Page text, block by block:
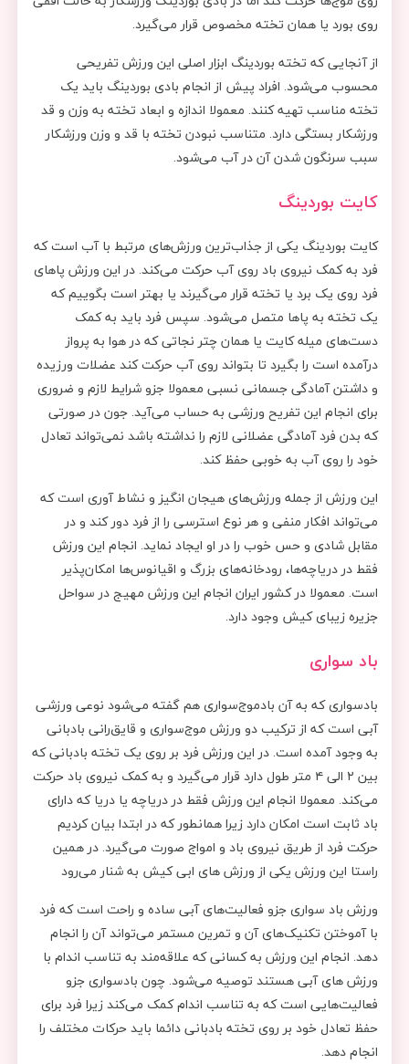
روی بورد یا همان تخته مخصوص قرار می‌گیرد.
از آنجایی که تخته بوردینگ ابزار اصلی این ورزش تفریحی
محسوب می‌شود. افراد پیش از انجام بادی بوردینگ باید یک
تخته مناسب تهیه کنند. معمولا اندازه و ابعاد تخته به وزن و قد
ورزشکار بستگی دارد. متناسب نبودن تخته با قد و وزن ورزشکار
سبب سرنگون شدن آن در آب می‌شود.
کایت بوردینگ
کایت بوردینگ یکی از جذاب‌ترین ورزش‌های مرتبط با آب است که
فرد به کمک نیروی باد روی آب حرکت می‌کند. در این ورزش پاهای
فرد روی یک برد یا تخته قرار می‌گیرند یا بهتر است بگوییم که
یک تخته به پاها متصل می‌شود. سپس فرد باید به کمک
دست‌های میله کایت یا همان چتر نجاتی که در هوا به پرواز
درآمده است را بگیرد تا بتواند روی آب حرکت کند عضلات ورزیده
و داشتن آمادگی جسمانی نسبی معمولا جزو شرایط لازم و ضروری
برای انجام این تفریح ورزشی به حساب می‌آید. جون در صورتی
که بدن فرد آمادگی عضلانی لازم را نداشته باشد نمی‌تواند تعادل
خود را روی آب به خوبی حفظ کند.
این ورزش از جمله ورزش‌های هیجان انگیز و نشاط آوری است که
می‌تواند افکار منفی و هر نوع استرسی را از فرد دور کند و در
مقابل شادی و حس خوب را در او ایجاد نماید. انجام این ورزش
فقط در دریاچه‌ها، رودخانه‌های بزرگ و اقیانوس‌ها امکان‌پذیر
است. معمولا در کشور ایران انجام این ورزش مهیج در سواحل
جزیره زیبای کیش وجود دارد.
باد سواری
بادسواری که به آن بادموج‌سواری هم گفته می‌شود نوعی ورزشی
آبی است که از ترکیب دو ورزش موج‌سواری و قایق‌رانی بادبانی
به وجود آمده است. در این ورزش فرد بر روی یک تخته بادبانی که
بین ۲ الی ۴ متر طول دارد قرار می‌گیرد و به کمک نیروی باد حرکت
می‌کند. معمولا انجام این ورزش فقط در دریاچه یا دریا که دارای
باد ثابت است امکان دارد زیرا همانطور که در ابتدا بیان کردیم
حرکت فرد از طریق نیروی باد و امواج صورت می‌گیرد. در همین
راستا این ورزش یکی از ورزش های ابی کیش به شنار می‌رود
ورزش باد سواری جزو فعالیت‌های آبی ساده و راحت است که فرد
با آموختن تکنیک‌های آن و تمرین مستمر می‌تواند آن را انجام
دهد. انجام این ورزش به کسانی که علاقه‌مند به تناسب اندام با
ورزش های آبی هستند توصیه می‌شود. چون بادسواری جزو
فعالیت‌هایی است که به تناسب اندام کمک می‌کند زیرا فرد برای
حفظ تعادل خود بر روی‌ تخته بادبانی دائما باید حرکات مختلف را
انجام دهد.